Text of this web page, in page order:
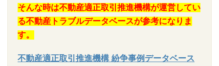
そんな時は不動産適正取引推進機構が運営してい
る不動産トラブルデータベースが参考になりま
す。
不動産適正取引推進機構 紛争事例データベース